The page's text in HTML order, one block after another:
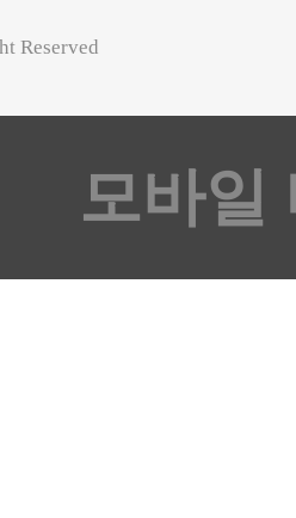
Reserved
모바일